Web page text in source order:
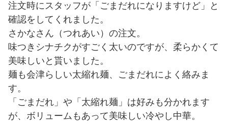
注文時にスタッフが「ごまだれになりますけど」と
確認をしてくれました。
さかなさん（つれあい）の注文。
味つきシナチクがすごく太いのですが、柔らかくて
美味しいと貰いました。
麺も会津らしい太縮れ麺、ごまだれによく絡みま
す。
「ごまだれ」や「太縮れ麺」は好みも分かれます
が、ボリュームもあって美味しい冷やし中華。